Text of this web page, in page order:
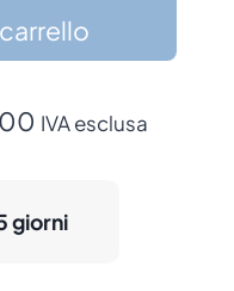
carrello
Fascia
da
IVA esclusa
giorni